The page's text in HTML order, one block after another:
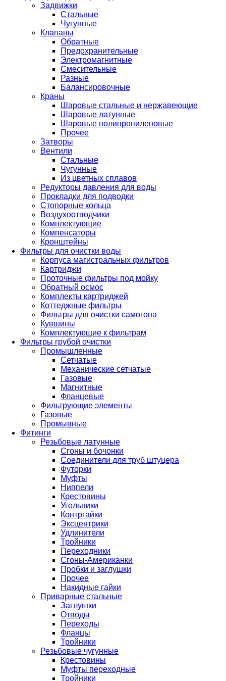
Задвижки
Стальные
Чугунные
Клапаны
Обратные
Предохранительные
Электромагнитные
Смесительные
Разные
Балансировочные
Краны
Шаровые стальные и нержавеющие
Шаровые латунные
Шаровые полипропиленовые
Прочее
Затворы
Вентили
Стальные
Чугунные
Из цветных сплавов
Редукторы давления для воды
Прокладки для подводки
Стопорные кольца
Воздухоотводчики
Комплектующие
Компенсаторы
Кронштейны
Фильтры для очистки воды
Корпуса магистральных фильтров
Картриджи
Проточные фильтры под мойку
Обратный осмос
Комплекты картриджей
Коттеджные фильтры
Фильтры для очистки самогона
Кувшины
Комплектующие к фильтрам
Фильтры грубой очистки
Промышленные
Сетчатые
Механические сетчатые
Газовые
Магнитные
Фланцевые
Фильтрующие элементы
Газовые
Промывные
Фитинги
Резьбовые латунные
Сгоны и бочонки
Соединители для труб штуцера
Футорки
Муфты
Ниппели
Крестовины
Угольники
Контргайки
Эксцентрики
Удлинители
Тройники
Переходники
Сгоны-Американки
Пробки и заглушки
Прочее
Накидные гайки
Приварные стальные
Заглушки
Отводы
Переходы
Фланцы
Тройники
Резьбовые чугунные
Крестовины
Муфты переходные
Тройники